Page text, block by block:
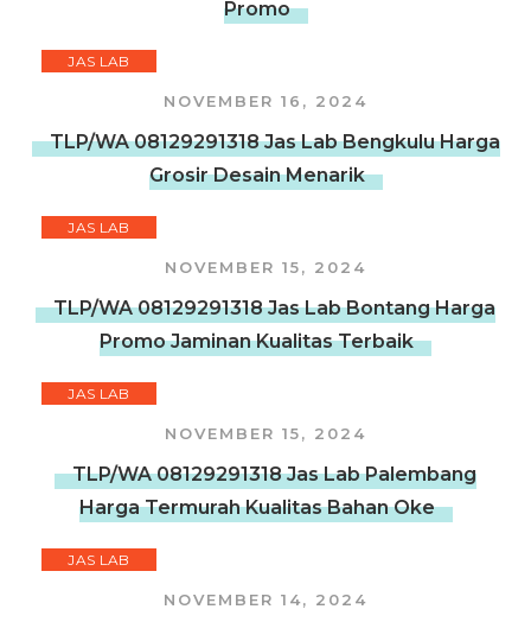
Promo
JAS LAB
NOVEMBER 16, 2024
TLP/WA 08129291318 Jas Lab Bengkulu Harga
Grosir Desain Menarik
JAS LAB
NOVEMBER 15, 2024
TLP/WA 08129291318 Jas Lab Bontang Harga
Promo Jaminan Kualitas Terbaik
JAS LAB
NOVEMBER 15, 2024
TLP/WA 08129291318 Jas Lab Palembang
Harga Termurah Kualitas Bahan Oke
JAS LAB
NOVEMBER 14, 2024